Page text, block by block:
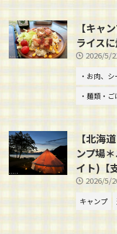
【キャ
ライス
2026/5/
・お肉、
・麺類・ご
【北海
ンプ場
イト)【
2026/5/
キャンプ